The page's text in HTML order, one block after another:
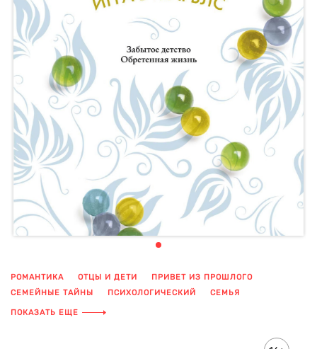
РОМАНТИКА ОТЦЫ И ДЕТИ
ПРИВЕТ ИЗ ПРОШЛОГО
СЕМЕЙНЫЕ ТАЙНЫ
ПСИХОЛОГИЧЕСКИЙ
СЕМЬЯ
ПОИСК СЕБЯ
КОЛЛЕКЦИОНЕР
ПОКАЗАТЬ ЕЩЕ